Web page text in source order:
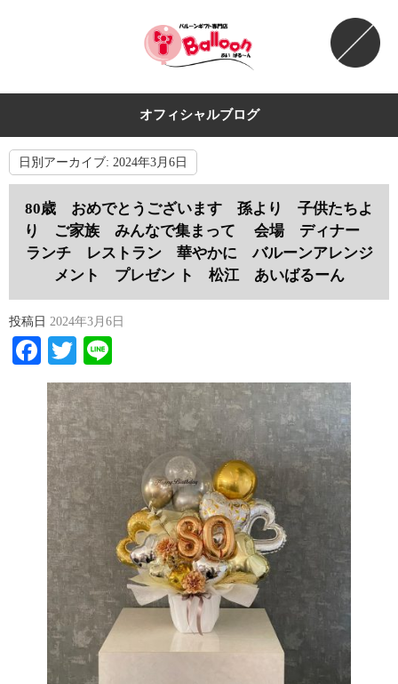
オフィシャルブログ
日別アーカイブ: 2024年3月6日
80歳 おめでとうございます 孫より 子供たちよ
り ご家族 みんなで集まって 会場 ディナー
ランチ レストラン 華やかに バルーンアレンジ
メント プレゼン ト 松江 あいばるーん
投稿日 2024年3月6日
Facebook
Twitter